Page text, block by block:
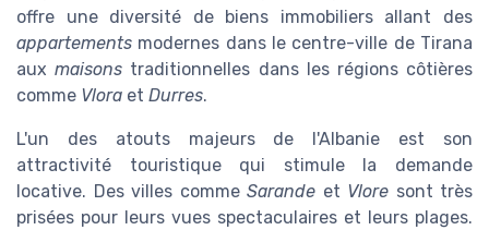
offre une diversité de biens immobiliers allant des
appartements modernes dans le centre-ville de Tirana
auxmaisons traditionnelles dans les régions côtières
comme Vlora et Durres.
L'un des atouts majeurs de l'Albanie est son
attractivité touristique qui stimule la demande
locative. Des villes comme Sarande et Vlore sont très
prisées pour leurs vues spectaculaires et leurs plages.